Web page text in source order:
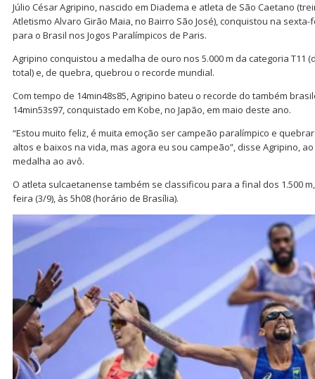
Júlio César Agripino, nascido em Diadema e atleta de São Caetano
Atletismo Alvaro Girão Maia, no Bairro São José), conquistou na
para o Brasil nos Jogos Paralímpicos de Paris.
Agripino conquistou a medalha de ouro nos 5.000 m da categoria T11
total) e, de quebra, quebrou o recorde mundial.
Com tempo de 14min48s85, Agripino bateu o recorde do também
14min53s97, conquistado em Kobe, no Japão, em maio deste ano.
“Estou muito feliz, é muita emoção ser campeão paralímpico e
altos e baixos na vida, mas agora eu sou campeão”, disse Agripino,
medalha ao avô.
O atleta sulcaetanense também se classificou para a final dos 1.500
feira (3/9), às 5h08 (horário de Brasília).